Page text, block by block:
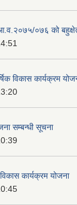
०७६ को
विकास कार्यक्रम
सम्बन्धी सूचना
कार्यक्रम योजना